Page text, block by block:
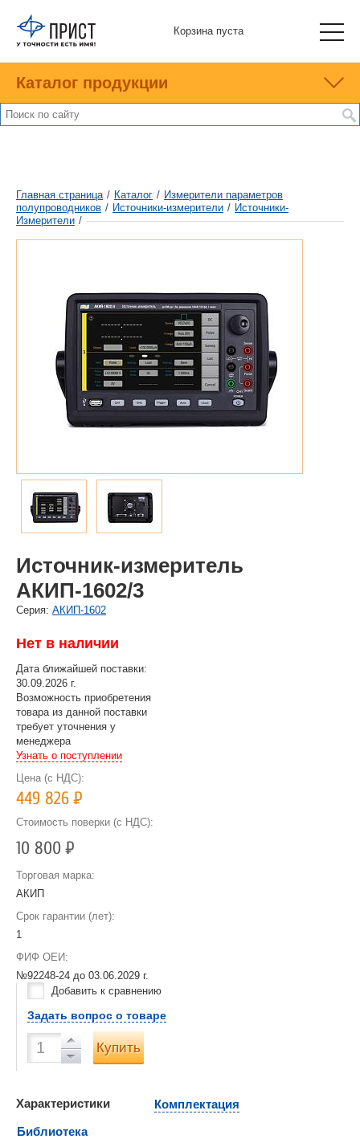
Корзина пуста
Каталог продукции
Главная страница / Каталог / Измерители параметров
полупроводников / Источники-измерители / Источники-
Измерители /
Источник-измеритель
АКИП-1602/3
Cерия: АКИП-1602
Нет в наличии
Дата ближайшей поставки:
30.09.2026 г.
Возможность приобретения
товара из данной поставки
требует уточнения у
менеджера
Узнать о поступлении
Цена (с НДС):
449 826Р
Стоимость поверки (с НДС):
10 800Р
Торговая марка:
АКИП
Срок гарантии (лет):
1
ФИФ ОЕИ:
№92248-24 до 03.06.2029 г.
Добавить к сравнению
Задать вопрос о товаре
Купить
Характеристики
Комплектация
Библиотека